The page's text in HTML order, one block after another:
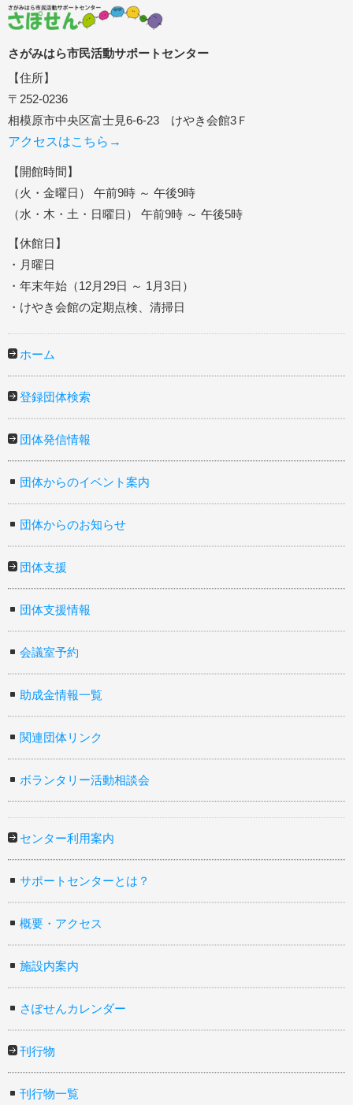
さがみはら市民活動サポートセンター
【住所】
〒252-0236
相模原市中央区富士見6-6-23 けやき会館3Ｆ
アクセスはこちら→
【開館時間】
（火・金曜日） 午前9時 ～ 午後9時
（水・木・土・日曜日） 午前9時 ～ 午後5時
【休館日】
・月曜日
・年末年始（12月29日 ～ 1月3日）
・けやき会館の定期点検、清掃日
ホーム
登録団体検索
団体発信情報
団体からのイベント案内
団体からのお知らせ
団体支援
団体支援情報
会議室予約
助成金情報一覧
関連団体リンク
ボランタリー活動相談会
センター利用案内
サポートセンターとは？
概要・アクセス
施設内案内
さぽせんカレンダー
刊行物
刊行物一覧